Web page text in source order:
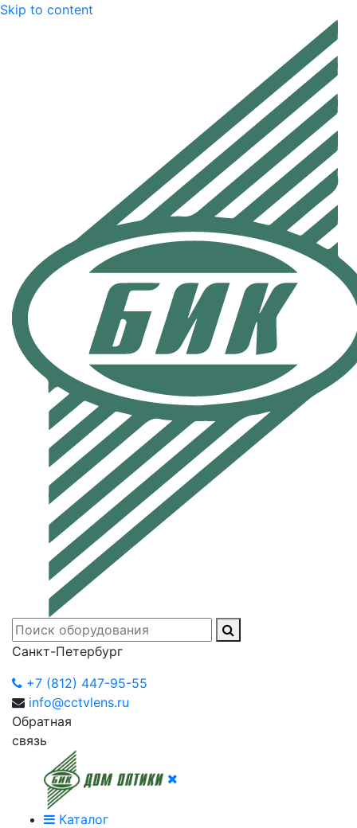
Skip to content
Санкт-Петербург
+7 (812) 447-95-55
info@cctvlens.ru
Обратная
связь
Каталог